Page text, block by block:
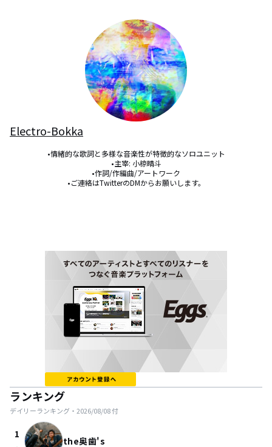
Electro-Bokka
•情緒的な歌詞と多様な音楽性が特徴的なソロユニット
•主宰: 小椋晴斗
•作詞/作編曲/アートワーク
•ご連絡はTwitterのDMからお願いします。
ランキング
デイリーランキング・ 2026/08/08付
1
the奥歯's